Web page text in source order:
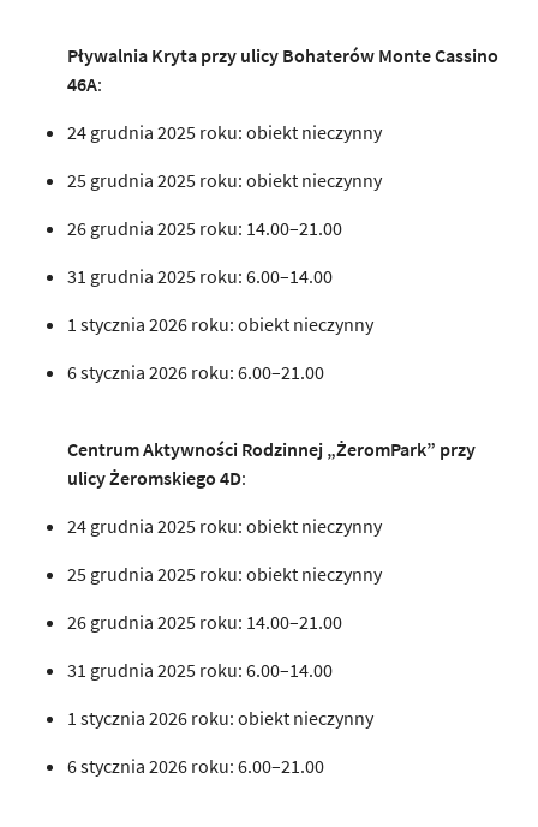
Pływalnia Kryta przy ulicy Bohaterów Monte Cassino
46A:
24 grudnia 2025 roku: obiekt nieczynny
25 grudnia 2025 roku: obiekt nieczynny
26 grudnia 2025 roku: 14.00–21.00
31 grudnia 2025 roku: 6.00–14.00
1 stycznia 2026 roku: obiekt nieczynny
6 stycznia 2026 roku: 6.00–21.00
Centrum Aktywności Rodzinnej „ŻeromPark” przy
ulicy Żeromskiego 4D:
24 grudnia 2025 roku: obiekt nieczynny
25 grudnia 2025 roku: obiekt nieczynny
26 grudnia 2025 roku: 14.00–21.00
31 grudnia 2025 roku: 6.00–14.00
1 stycznia 2026 roku: obiekt nieczynny
6 stycznia 2026 roku: 6.00–21.00